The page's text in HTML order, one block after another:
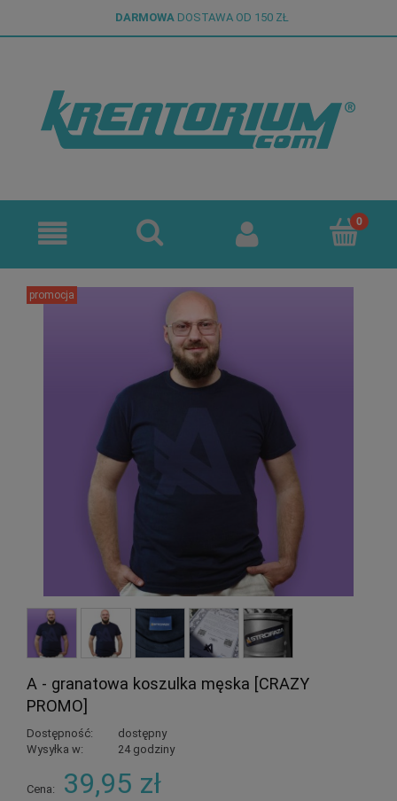
DARMOWA DOSTAWA OD 150 ZŁ
promocja
A - granatowa koszulka męska [CRAZY
PROMO]
Dostępność:
dostępny
Wysyłka w:
24 godziny
Cena: 39,95 zł